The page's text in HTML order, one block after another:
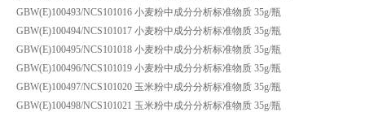
GBW(E)100493/NCS101016 小麦粉中成分分析标准物质 35g/瓶
GBW(E)100494/NCS101017 小麦粉中成分分析标准物质 35g/瓶
GBW(E)100495/NCS101018 小麦粉中成分分析标准物质 35g/瓶
GBW(E)100496/NCS101019 小麦粉中成分分析标准物质 35g/瓶
GBW(E)100497/NCS101020 玉米粉中成分分析标准物质 35g/瓶
GBW(E)100498/NCS101021 玉米粉中成分分析标准物质 35g/瓶